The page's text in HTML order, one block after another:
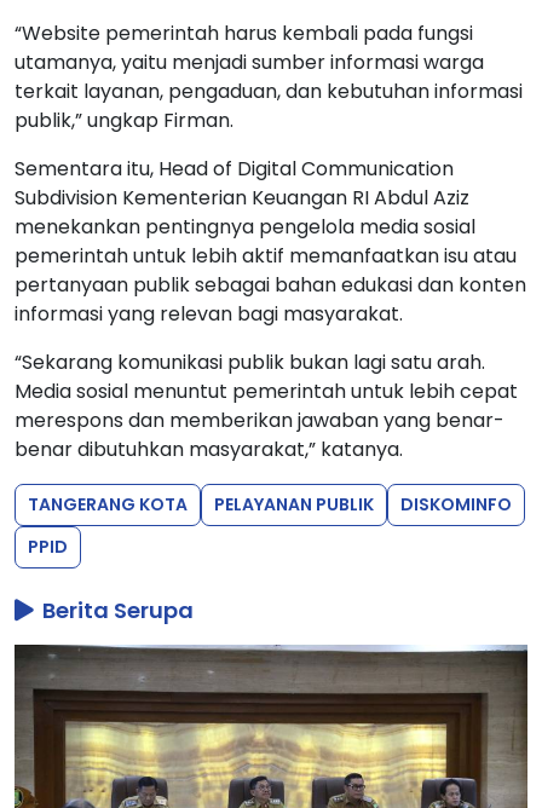
“Website pemerintah harus kembali pada fungsi
utamanya, yaitu menjadi sumber informasi warga
terkait layanan, pengaduan, dan kebutuhan informasi
publik,” ungkap Firman.
Sementara itu, Head of Digital Communication
Subdivision Kementerian Keuangan RI Abdul Aziz
menekankan pentingnya pengelola media sosial
pemerintah untuk lebih aktif memanfaatkan isu atau
pertanyaan publik sebagai bahan edukasi dan konten
informasi yang relevan bagi masyarakat.
“Sekarang komunikasi publik bukan lagi satu arah.
Media sosial menuntut pemerintah untuk lebih cepat
merespons dan memberikan jawaban yang benar-
benar dibutuhkan masyarakat,” katanya.
TANGERANG KOTA PELAYANAN PUBLIK
DISKOMINFO
PPID
Berita Serupa